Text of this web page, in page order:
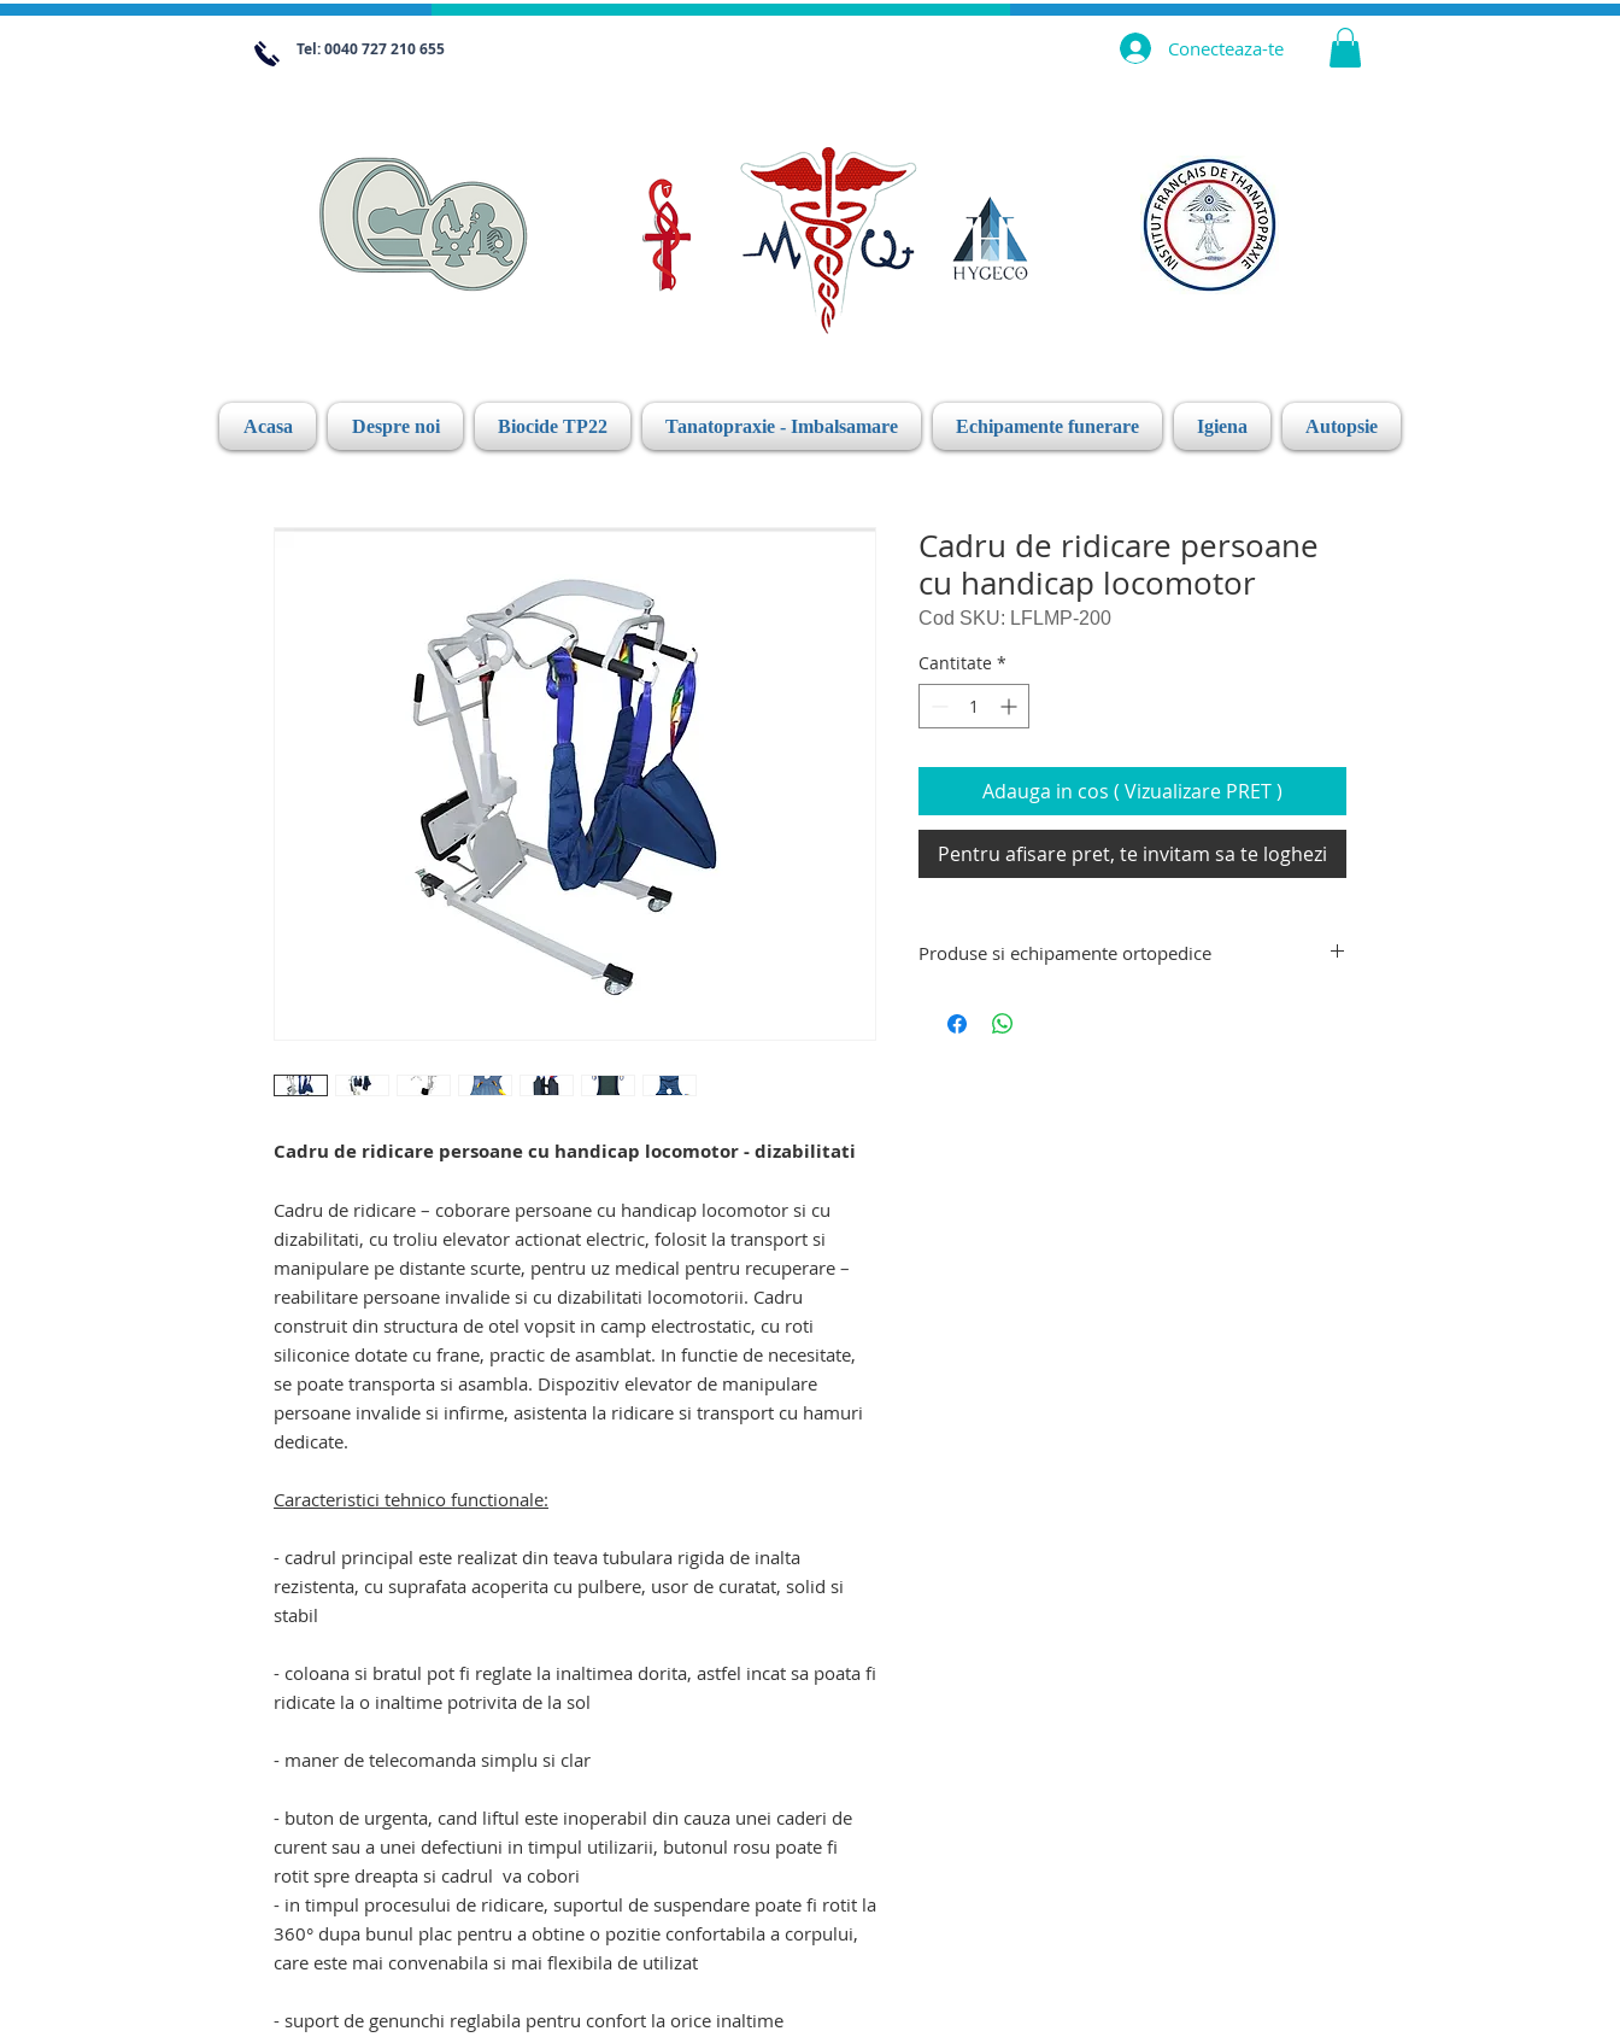
Tel: 0040 727 210 655 Conecteaza-te
Acasa Despre noi Biocide TP22 Tanatopraxie - Imbalsamare Echipamente funerare Igiena Autopsie
Cadru de ridicare persoane cu handicap locomotor - dizabilitati
Cadru de ridicare – coborare persoane cu handicap locomotor si cu
dizabilitati, cu troliu elevator actionat electric, folosit la transport si
manipulare pe distante scurte, pentru uz medical pentru recuperare –
reabilitare persoane invalide si cu dizabilitati locomotorii. Cadru
construit din structura de otel vopsit in camp electrostatic, cu roti
siliconice dotate cu frane, practic de asamblat. In functie de necesitate,
se poate transporta si asambla. Dispozitiv elevator de manipulare
persoane invalide si infirme, asistenta la ridicare si transport cu hamuri
dedicate.
Caracteristici tehnico functionale:
- cadrul principal este realizat din teava tubulara rigida de inalta
rezistenta, cu suprafata acoperita cu pulbere, usor de curatat, solid si
stabil
- coloana si bratul pot fi reglate la inaltimea dorita, astfel incat sa poata fi
ridicate la o inaltime potrivita de la sol
- maner de telecomanda simplu si clar
- buton de urgenta, cand liftul este inoperabil din cauza unei caderi de
curent sau a unei defectiuni in timpul utilizarii, butonul rosu poate fi
rotit spre dreapta si cadrul va cobori
- in timpul procesului de ridicare, suportul de suspendare poate fi rotit la
360° dupa bunul plac pentru a obtine o pozitie confortabila a corpului,
care este mai convenabila si mai flexibila de utilizat
- suport de genunchi reglabila pentru confort la orice inaltime
Cadru de ridicare persoane
cu handicap locomotor
Cod SKU: LFLMP-200
Cantitate *
Adauga in cos ( Vizualizare PRET )
Pentru afisare pret, te invitam sa te loghezi
Produse si echipamente ortopedice
scaun cu rotile pentru persoane imobilizate si cu